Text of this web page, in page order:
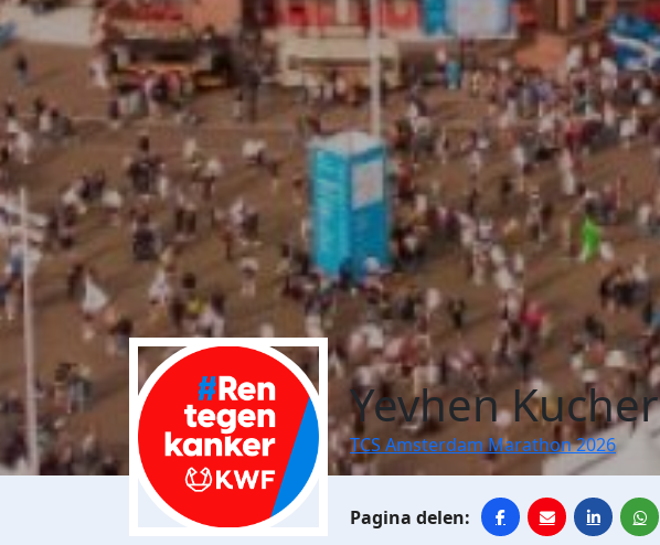
Yevhen Kucher
TCS Amsterdam Marathon 2026